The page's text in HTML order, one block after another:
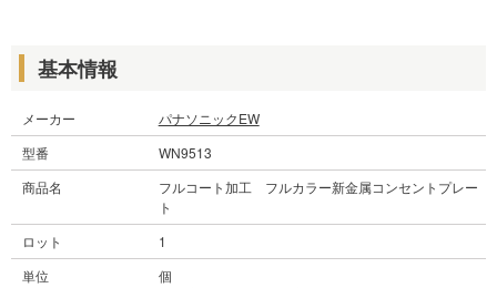
基本情報
メーカー
パナソニックEW
型番
WN9513
商品名
フルコート加工 フルカラー新金属コンセントプレー
ト
ロット
1
単位
個